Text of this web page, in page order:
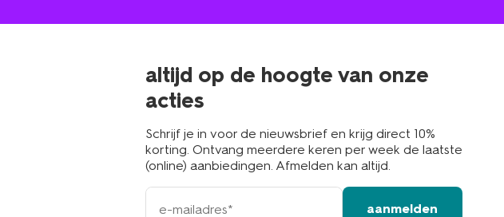
in
altijd op de hoogte van onze
acties
Schrijf je in voor de nieuwsbrief en krijg direct 10%
korting. Ontvang meerdere keren per week de laatste
(online) aanbiedingen. Afmelden kan altijd.
e-
mailadres
aanmelden